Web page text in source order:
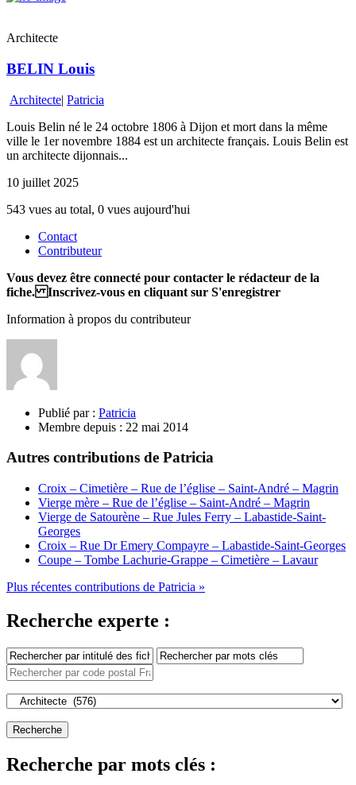
Architecte
BELIN Louis
Architecte| Patricia
Louis Belin né le 24 octobre 1806 à Dijon et mort dans la même
ville le 1er novembre 1884 est un architecte français. Louis Belin est
un architecte dijonnais...
10 juillet 2025
543 vues au total, 0 vues aujourd'hui
Contact
Contributeur
Vous devez être connecté pour contacter le rédacteur de la
fiche. Inscrivez-vous en cliquant sur S'enregistrer
Information à propos du contributeur
Publié par : Patricia
Membre depuis : 22 mai 2014
Autres contributions de Patricia
Croix – Cimetière – Rue de l’église – Saint-André – Magrin
Vierge mère – Rue de l’église – Saint-André – Magrin
Vierge de Satourène – Rue Jules Ferry – Labastide-Saint-
Georges
Croix – Rue Dr Emery Compayre – Labastide-Saint-Georges
Coupe – Tombe Lachurie-Grappe – Cimetière – Lavaur
Plus récentes contributions de Patricia »
Recherche experte :
Recherche par mots clés :